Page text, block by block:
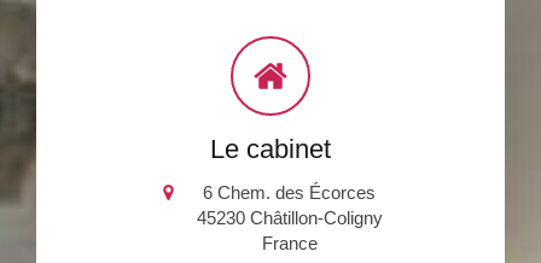
Le cabinet
6 Chem. des Écorces
45230 Châtillon-Coligny
France